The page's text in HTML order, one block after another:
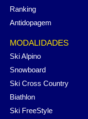
Ranking
Antidopagem
MODALIDADES
Ski Alpino
Snowboard
Ski Cross Country
Biathlon
Ski FreeStyle